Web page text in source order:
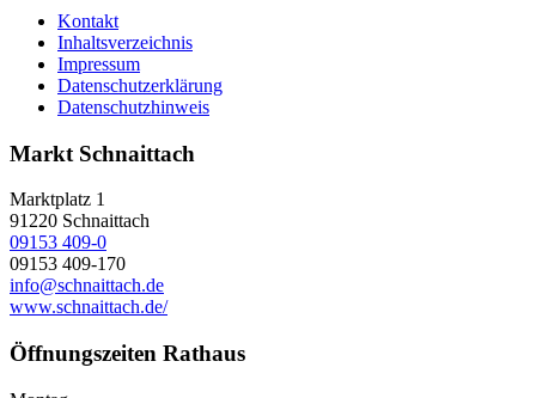
Kontakt
Inhaltsverzeichnis
Impressum
Datenschutzerklärung
Datenschutzhinweis
Markt Schnaittach
Marktplatz 1
91220 Schnaittach
09153 409-0
09153 409-170
info@schnaittach.de
www.schnaittach.de/
Öffnungszeiten Rathaus